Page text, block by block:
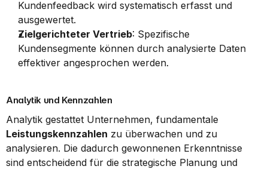
Kundenfeedback wird systematisch erfasst und
ausgewertet.
Zielgerichteter Vertrieb: Spezifische
Kundensegmente können durch analysierte Daten
effektiver angesprochen werden.
Analytik und Kennzahlen
Leistungskennzahlen zu überwachen und zu
analysieren. Die dadurch gewonnenen Erkenntnisse
sind entscheidend für die strategische Planung und